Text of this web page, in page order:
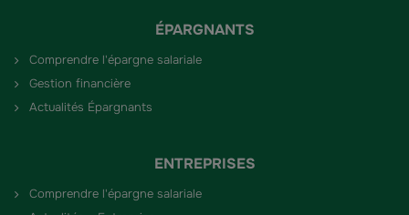
ÉPARGNANTS
Comprendre l'épargne salariale
Gestion financière
Actualités Épargnants
ENTREPRISES
Comprendre l'épargne salariale